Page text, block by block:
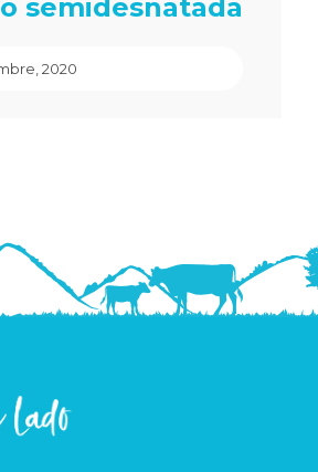
semidesnatada
2020